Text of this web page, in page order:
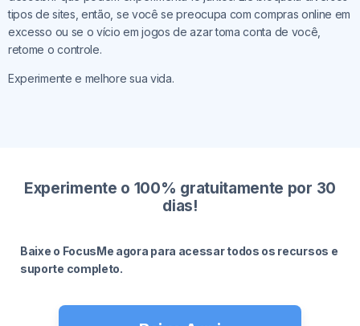
tipos de sites, então, se você se preocupa com compras online em
excesso ou se o vício em jogos de azar toma conta de você,
retome o controle.
Experimente e melhore sua vida.
Experimente o 100% gratuitamente por 30
dias!
Baixe o FocusMe agora para acessar todos os recursos e
suporte completo.